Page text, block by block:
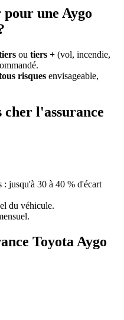
une Aygo
ou tiers + (vol, incendie,
risques envisageable,
cher l'assurance
: jusqu'à 30 à 40 % d'écart
du véhicule.
Toyota Aygo